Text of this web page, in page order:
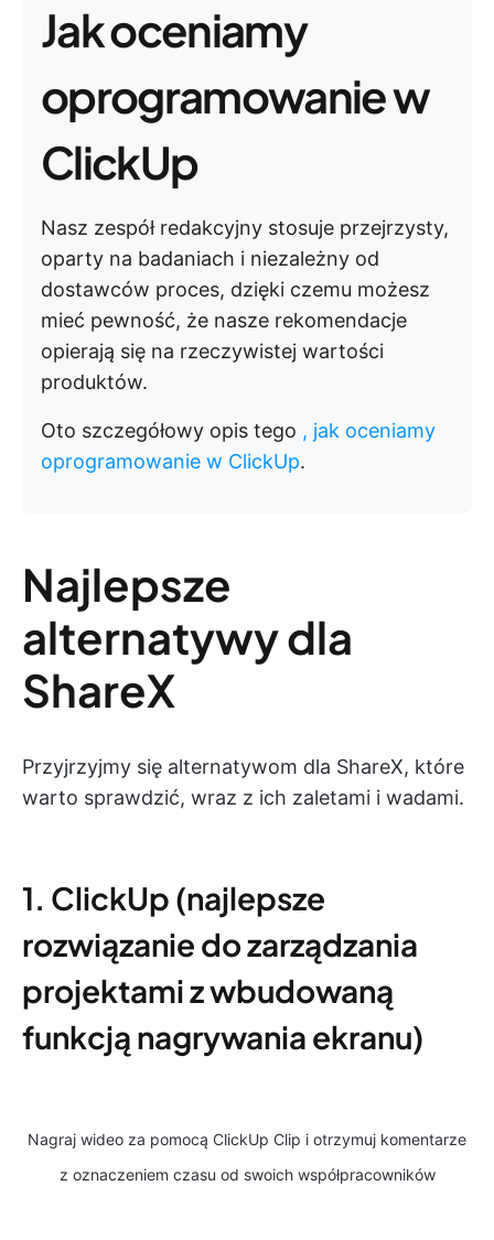
Jak oceniamy
oprogramowanie w
ClickUp
Nasz zespół redakcyjny stosuje przejrzysty,
oparty na badaniach i niezależny od
dostawców proces, dzięki czemu możesz
mieć pewność, że nasze rekomendacje
opierają się na rzeczywistej wartości
produktów.
Oto szczegółowy opis tego , jak oceniamy
oprogramowanie w ClickUp.
Najlepsze
alternatywy dla
ShareX
Przyjrzyjmy się alternatywom dla ShareX, które
warto sprawdzić, wraz z ich zaletami i wadami.
1. ClickUp (najlepsze
rozwiązanie do zarządzania
projektami z wbudowaną
funkcją nagrywania ekranu)
Nagraj wideo za pomocą ClickUp Clip i otrzymuj komentarze
z oznaczeniem czasu od swoich współpracowników